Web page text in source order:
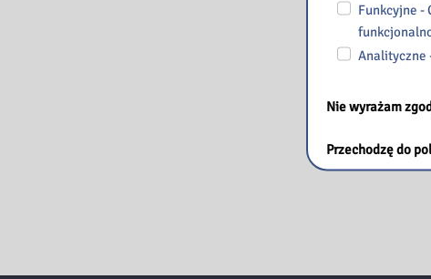
Funkcyjne -
Analityczne
Nie wyrażam
Przechodzę do